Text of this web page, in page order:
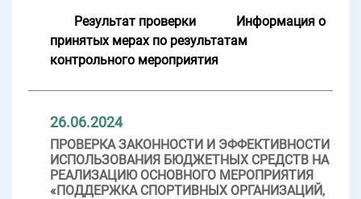
Результат проверки
Информация о
принятых мерах по результатам
контрольного мероприятия
26.06.2024
ПРОВЕРКА ЗАКОННОСТИ И ЭФФЕКТИВНОСТИ
ИСПОЛЬЗОВАНИЯ БЮДЖЕТНЫХ СРЕДСТВ НА
РЕАЛИЗАЦИЮ ОСНОВНОГО МЕРОПРИЯТИЯ
«ПОДДЕРЖКА СПОРТИВНЫХ ОРГАНИЗАЦИЙ,